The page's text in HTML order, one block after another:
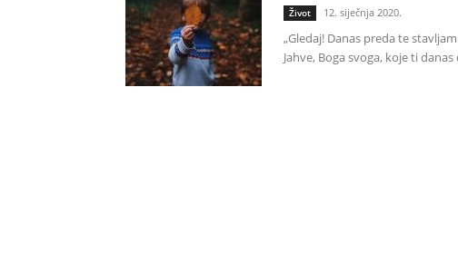
Život 12. siječnja 2020.
„Gledaj! Danas preda te
Jahve, Boga svoga, koje ti